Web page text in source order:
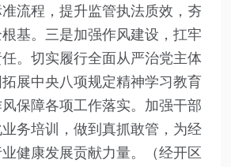
流程，提升监管执法质效，夯
基。三是加强作风建设，扛牢
。切实履行全面从严治党主体
展中央八项规定精神学习教育
保障各项工作落实。加强干部
务培训，做到真抓敢管，为经
健康发展贡献力量。（经开区